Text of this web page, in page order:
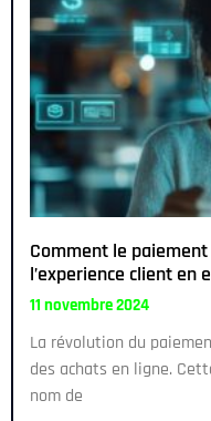
Comment le
l’experience client en
11 novembre 2024
La révolution du
des achats en ligne.
nom de